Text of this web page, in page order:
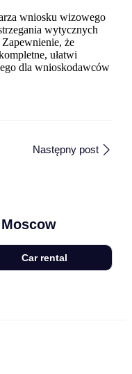
wniosku wizowego
wytycznych
że
ułatwi
dla wnioskodawców
Następny post
Car rental